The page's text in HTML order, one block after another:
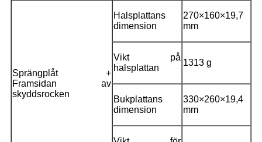
Sprängplåt +
Framsidan av
skyddsrocken
Halsplattans
dimension
270×160×19,7
mm
Vikt på
halsplattan
1313 g
Bukplattans
dimension
330×260×19,4
mm